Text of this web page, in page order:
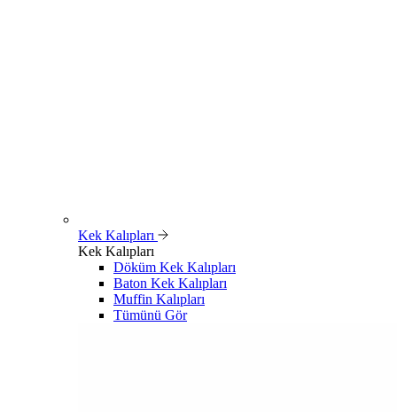
Kek Kalıpları
Kek Kalıpları
Döküm Kek Kalıpları
Baton Kek Kalıpları
Muffin Kalıpları
Tümünü Gör